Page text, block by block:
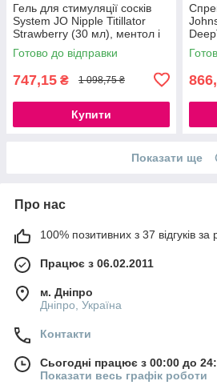
Гель для стимуляції сосків
System JO Nipple Titillator
Strawberry (30 мл), ментол і
перцева м'ята
777Store.com.ua
Готово до відправки
747,15 ₴ 1 098,75 ₴
Купити
Показати ще
Про нас
100% позитивних з 37 відгуків за
Працює з 06.02.2011
м. Дніпро
Дніпро, Україна
Контакти
Сьогодні працює з 00:00 до
Показати весь графік роботи